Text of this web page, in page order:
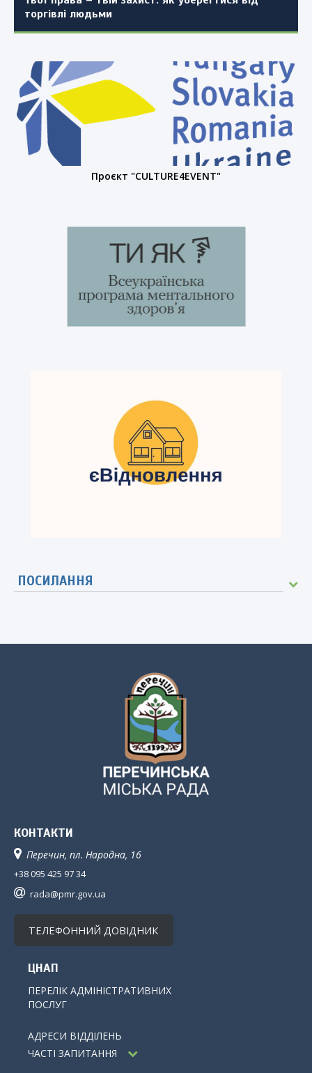
торгівлі людьми
Проєкт "CULTURE4EVENT"
ПОСИЛАННЯ
КОНТАКТИ
Перечин, пл. Народна, 16
+38 095 425 97 34
rada@pmr.gov.ua
ТЕЛЕФОННИЙ ДОВІДНИК
ЦНАП
ПЕРЕЛІК АДМІНІСТРАТИВНИХ
ПОСЛУГ
АДРЕСИ ВІДДІЛЕНЬ
ЧАСТІ ЗАПИТАННЯ